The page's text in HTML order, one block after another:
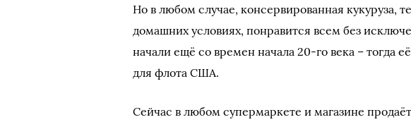
Но в любом случае, консервированная кукуруза,
домашних условиях, понравится всем без
начали ещё со времен начала 20-го века – тогда
для флота США.
Сейчас в любом супермаркете и магазине